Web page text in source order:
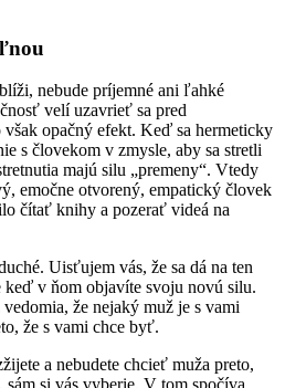
nebude príjemné ani ľahké
velí uzavrieť sa pred
opačný efekt. Keď sa hermeticky
s človekom v zmysle, aby sa stretli
majú silu „premeny“. Vtedy
emočne otvorený, empatický človek
čítať knihy a pozerať videá na
Uisťujem vás, že sa dá na ten
v ňom objavíte svoju novú silu.
že nejaký muž je s vami
že s vami chce byť.
a nebudete chcieť muža preto,